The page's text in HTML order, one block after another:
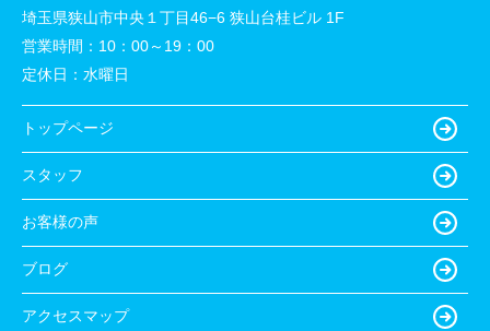
埼玉県狭山市中央１丁目46−6 狭山台桂ビル 1F
営業時間： 10：00～19：00
定休日： 水曜日
トップページ
スタッフ
お客様の声
ブログ
アクセスマップ